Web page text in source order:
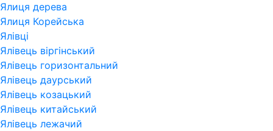
Ялиця дерева
Ялиця Корейська
Ялівці
Ялівець віргінський
Ялівець горизонтальний
Ялівець даурський
Ялівець козацький
Ялівець китайський
Ялівець лежачий